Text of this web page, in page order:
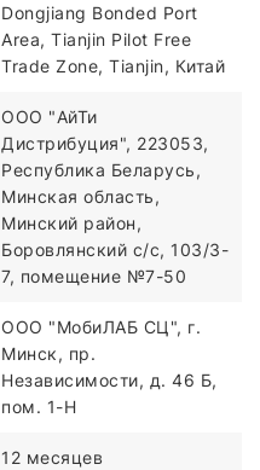
Dongjiang Bonded Port
Area, Tianjin Pilot Free
Trade Zone, Tianjin, Китай
ООО "АйТи
Дистрибуция", 223053,
Республика Беларусь,
Минская область,
Минский район,
Боровлянский с/с, 103/3-
7, помещение №7-50
ООО "МобиЛАБ СЦ", г.
Минск, пр.
Независимости, д. 46 Б,
пом. 1-Н
12 месяцев